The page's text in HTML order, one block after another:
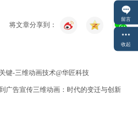
将文章分享到：
键-三维动画技术@华匠科技
广告宣传三维动画：时代的变迁与创新
留言
收起